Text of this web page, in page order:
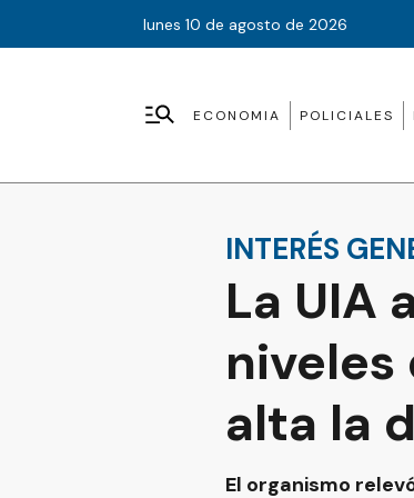
lunes 10 de agosto de 2026
ECONOMIA POLICIALES
INTERÉS
La UIA
niveles
alta la
El organismo